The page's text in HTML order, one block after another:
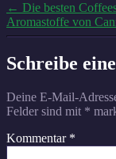
← Die besten
Aromastoffe von
Schreibe
Deine E-Mail-
Felder sind mit *
Kommentar *